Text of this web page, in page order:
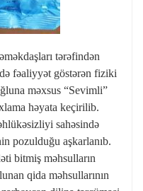
tərəfindən
fəaliyyət göstərən fiziki
məxsus “Sevimli”
həyata keçirilib.
sahəsində
pozulduğu aşkarlanıb.
bitmiş məhsulların
qida məhsullarının